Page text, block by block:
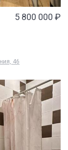
5 800 000 ₽
46